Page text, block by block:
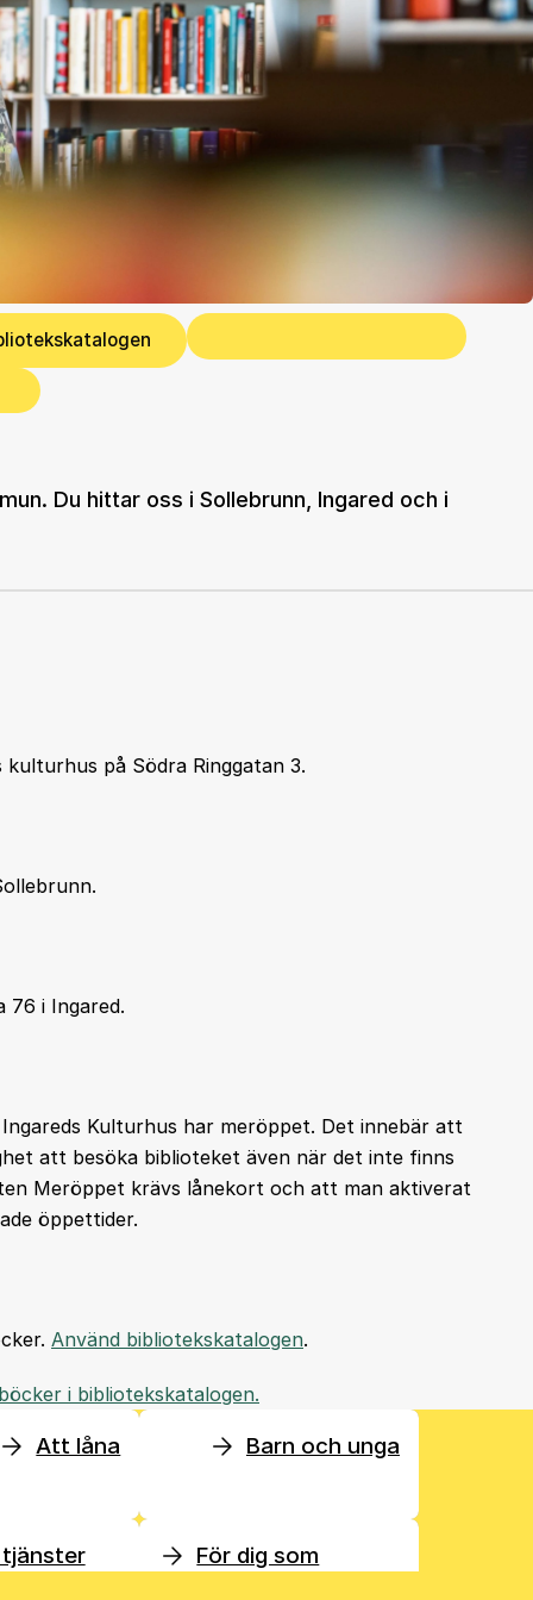
Du hittar oss i Sollebrunn, Ingared och i
kulturhus på Södra Ringgatan 3.
76 i Ingared.
Kulturhus har meröppet. Det innebär att
att besöka biblioteket även när det inte finns
Meröppet krävs lånekort och att man aktiverat
öppettider.
Använd bibliotekskatalogen.
i bibliotekskatalogen.
Att låna Barn och unga
För dig som